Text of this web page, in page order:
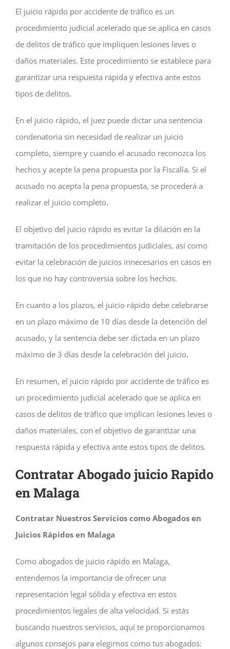
El juicio rápido por accidente de tráfico es un
procedimiento judicial acelerado que se aplica en casos
de delitos de tráfico que impliquen lesiones leves o
daños materiales. Este procedimiento se establece para
garantizar una respuesta rápida y efectiva ante estos
tipos de delitos.
En el juicio rápido, el juez puede dictar una sentencia
condenatoria sin necesidad de realizar un juicio
completo, siempre y cuando el acusado reconozca los
hechos y acepte la pena propuesta por la Fiscalía. Si el
acusado no acepta la pena propuesta, se procederá a
realizar el juicio completo.
El objetivo del juicio rápido es evitar la dilación en la
tramitación de los procedimientos judiciales, así como
evitar la celebración de juicios innecesarios en casos en
los que no hay controversia sobre los hechos.
En cuanto a los plazos, el juicio rápido debe celebrarse
en un plazo máximo de 10 días desde la detención del
acusado, y la sentencia debe ser dictada en un plazo
máximo de 3 días desde la celebración del juicio.
En resumen, el juicio rápido por accidente de tráfico es
un procedimiento judicial acelerado que se aplica en
casos de delitos de tráfico que implican lesiones leves o
daños materiales, con el objetivo de garantizar una
respuesta rápida y efectiva ante estos tipos de delitos.
Contratar Abogado juicio Rapido
en Malaga
Contratar Nuestros Servicios como Abogados en
Juicios Rápidos en Malaga
Como abogados de juicio rápido en Malaga,
entendemos la importancia de ofrecer una
representación legal sólida y efectiva en estos
procedimientos legales de alta velocidad. Si estás
buscando nuestros servicios, aquí te proporcionamos
algunos consejos para elegirnos como tus abogados: